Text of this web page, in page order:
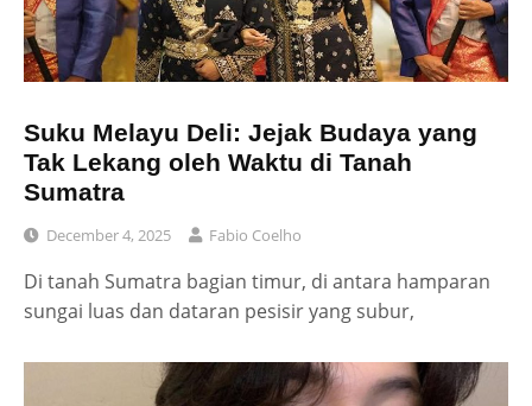
Suku Melayu Deli: Jejak Budaya yang
Tak Lekang oleh Waktu di Tanah
Sumatra
December 4, 2025 Fabio Coelho
Di tanah Sumatra bagian timur, di antara hamparan
sungai luas dan dataran pesisir yang subur,